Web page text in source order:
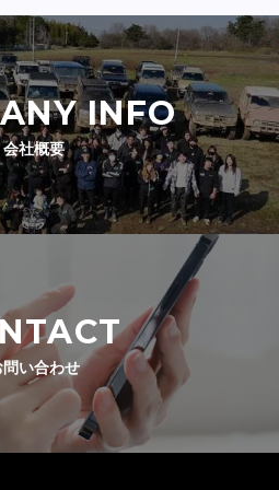
INFO
会社概要
問い合わせ